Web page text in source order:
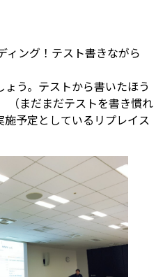
ィング！テスト書きながら
う。テストから書いたほう
（まだまだテストを書き慣れ
予定としているリプレイス